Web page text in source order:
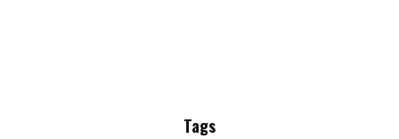
Tags